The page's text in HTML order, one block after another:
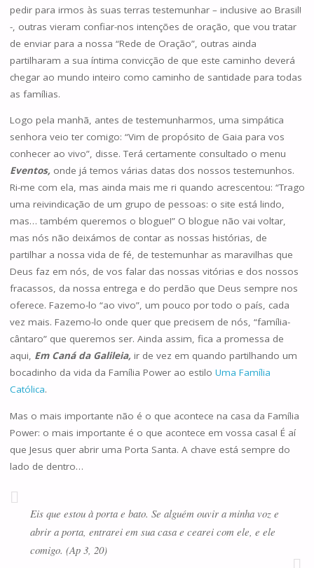
pedir para irmos às suas terras testemunhar – inclusive ao Brasil!
-, outras vieram confiar-nos intenções de oração, que vou tratar
de enviar para a nossa “Rede de Oração”, outras ainda
partilharam a sua íntima convicção de que este caminho deverá
chegar ao mundo inteiro como caminho de santidade para todas
as famílias.
Logo pela manhã, antes de testemunharmos, uma simpática
senhora veio ter comigo: “Vim de propósito de Gaia para vos
conhecer ao vivo”, disse. Terá certamente consultado o menu
Eventos,onde já temos várias datas dos nossos testemunhos.
Ri-me com ela, mas ainda mais me ri quando acrescentou: “Trago
uma reivindicação de um grupo de pessoas: o site está lindo,
mas… também queremos o blogue!” O blogue não vai voltar,
mas nós não deixámos de contar as nossas histórias, de
partilhar a nossa vida de fé, de testemunhar as maravilhas que
Deus faz em nós, de vos falar das nossas vitórias e dos nossos
fracassos, da nossa entrega e do perdão que Deus sempre nos
oferece. Fazemo-lo “ao vivo”, um pouco por todo o país, cada
vez mais. Fazemo-lo onde quer que precisem de nós, “família-
cântaro” que queremos ser. Ainda assim, fica a promessa de
aqui, Em Caná da Galileia,ir de vez em quando partilhando um
bocadinho da vida da Família Power ao estilo Uma Família
Católica.
Mas o mais importante não é o que acontece na casa da Família
Power: o mais importante é o que acontece em vossa casa! É aí
que Jesus quer abrir uma Porta Santa. A chave está sempre do
lado de dentro…
Eis que estou à porta e bato. Se alguém ouvir a minha voz e
abrir a porta, entrarei em sua casa e cearei com ele, e ele
comigo. (Ap 3, 20)